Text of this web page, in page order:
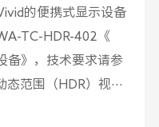
的便携式显示设备
TC-HDR-402《
备》，技术要求请参
范围（HDR）视频
方法 便携式显示设